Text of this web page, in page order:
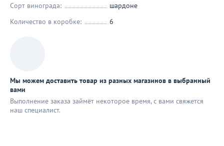
Сорт винограда:
шардоне
Количество в коробке:
6
Мы можем доставить товар из разных магазинов в выбранный
вами
Выполнение заказа займёт некоторое время, с вами свяжется
наш специaлист.